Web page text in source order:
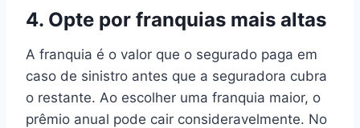
4. Opte por franquias mais altas
A franquia é o valor que o segurado paga em
caso de sinistro antes que a seguradora cubra
o restante. Ao escolher uma franquia maior, o
prêmio anual pode cair consideravelmente. No